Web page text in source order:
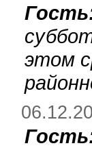
этом